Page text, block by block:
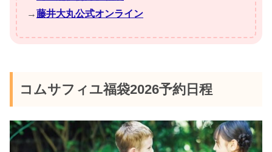
→藤井大丸公式オンライン
コムサフィユ福袋2026予約日程